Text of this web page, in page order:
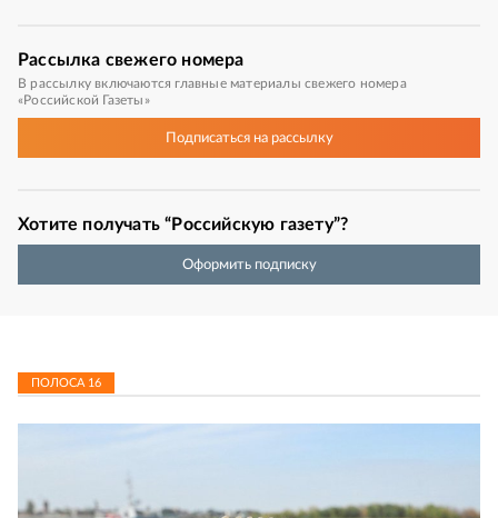
Рассылка свежего номера
В рассылку включаются главные материалы свежего номера
«Российской Газеты»
Подписатьсяна рассылку
Хотите получать “Российскую газету”?
Оформить подписку
ПОЛОСА 16